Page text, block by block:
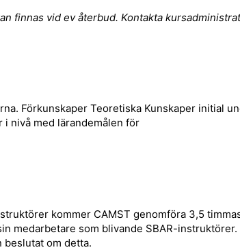
finnas vid ev återbud. Kontakta
Förkunskaper Teoretiska Kunskaper
nivå med lärandemålen för
kommer CAMST genomföra 3,5
medarbetare som blivande SBAR-
beslutat om detta.